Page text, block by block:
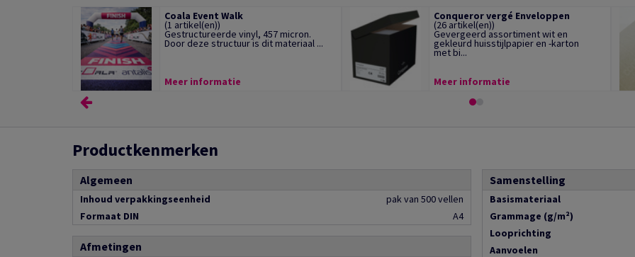
Coala Event Walk
(1 artikel(en))
Gestructureerde vinyl, 457 micron.
Door deze structuur is dit materiaal ...
Meer informatie
Conqueror vergé Enveloppen
(26 artikel(en))
Gevergeerd assortiment wit en
gekleurd huisstijlpapier en -karton
met bi...
Meer informatie
Productkenmerken
Algemeen
Inhoud verpakkingseenheid
pak van 500 vellen
Formaat DIN
A4
Afmetingen
Samenstelling
Basismateriaal
Grammage (g/m²)
Looprichting
Aanvoelen